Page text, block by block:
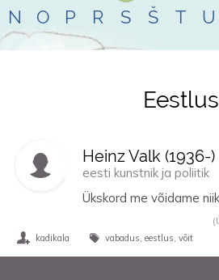
N
O P R S Š T U
Tsitaadid teemal
Eestlus
Heinz Valk (1936-)
eesti kunstnik ja poliitik
Ükskord me võidame
kadikala vabadus eestlus võit